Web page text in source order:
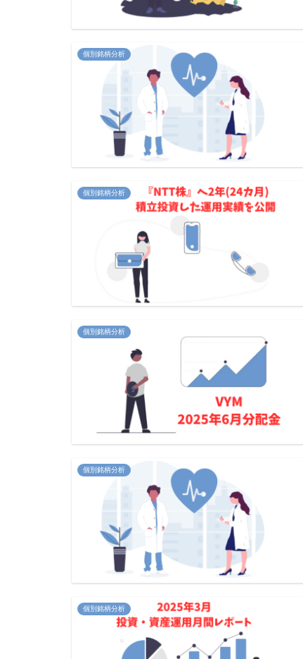
個別銘柄分析
個別銘柄分析
個別銘柄分析
個別銘柄分析
個別銘柄分析